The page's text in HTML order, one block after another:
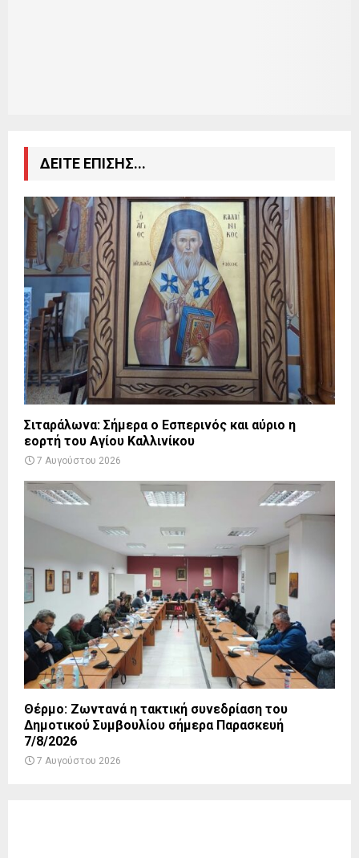
ΔΕΙΤΕ ΕΠΙΣΗΣ...
Σιταράλωνα: Σήμερα ο Εσπερινός και αύριο η
εορτή του Αγίου Καλλινίκου
7 Αυγούστου 2026
Θέρμο: Ζωντανά η τακτική συνεδρίαση του
Δημοτικού Συμβουλίου σήμερα Παρασκευή
7/8/2026
7 Αυγούστου 2026